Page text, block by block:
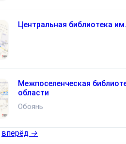
Центральная библиотека
Межпоселенческая
области
Обоянь
вперёд →